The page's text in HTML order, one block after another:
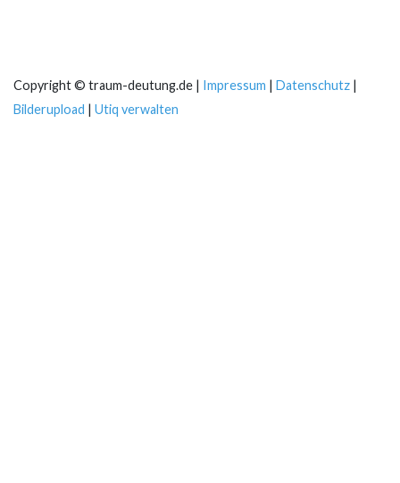
Copyright © traum-deutung.de | Impressum | Datenschutz |
Bilderupload | Utiq verwalten